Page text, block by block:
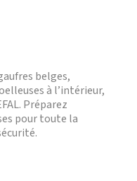
belges,
à l’intérieur,
Préparez
pour toute la